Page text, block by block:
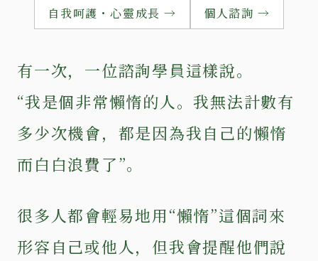
自我呵護・心靈成長 →
個人諮詢 →
有一次，一位諮詢學員這樣說。
“我是個非常懶惰的人。我無法計數有
多少次機會，都是因為我自己的懶惰
而白白浪費了”。
很多人都會輕易地用“懶惰”這個詞來
形容自己或他人，但我會提醒他們說